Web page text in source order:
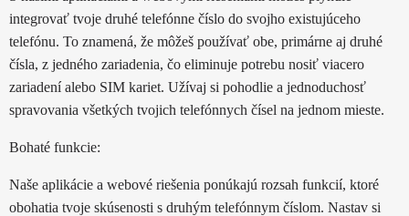
integrovať tvoje druhé telefónne číslo do svojho existujúceho
telefónu. To znamená, že môžeš používať obe, primárne aj druhé
čísla, z jedného zariadenia, čo eliminuje potrebu nosiť viacero
zariadení alebo SIM kariet. Užívaj si pohodlie a jednoduchosť
spravovania všetkých tvojich telefónnych čísel na jednom mieste.
Bohaté funkcie:
Naše aplikácie a webové riešenia ponúkajú rozsah funkcií, ktoré
obohatia tvoje skúsenosti s druhým telefónnym číslom. Nastav si